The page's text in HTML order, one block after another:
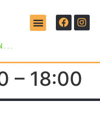
. . .
– 18:00